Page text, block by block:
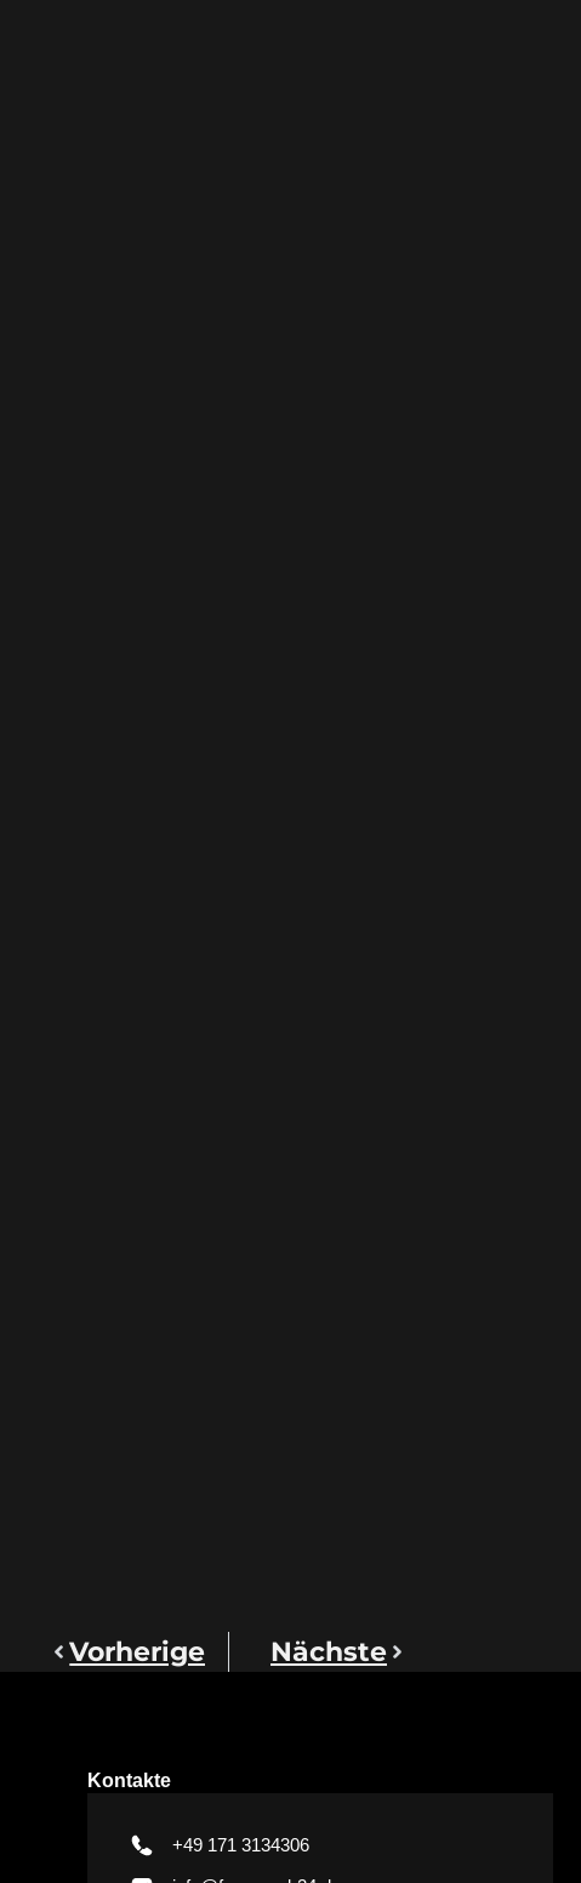
Vorherige Nächste
Kontakte
+49 171 3134306